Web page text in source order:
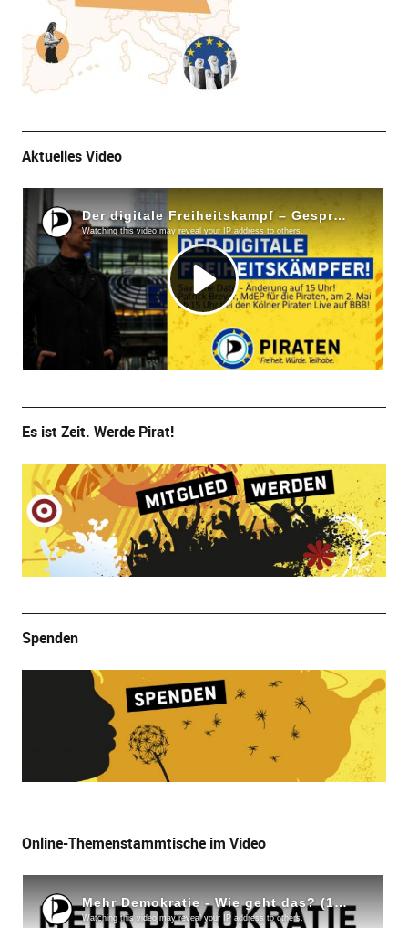
Aktuelles Video
Es ist Zeit. Werde Pirat!
Spenden
Online-Themenstammtische im Video